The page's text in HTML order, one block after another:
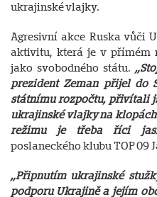
ukrajinské vlajky.
Agresivní akce Ruska vůči
aktivitu, která je v přímém
jako svobodného státu.
prezident Zeman přijel do
státnímu rozpočtu, přivítali
ukrajinské vlajky na
režimu je třeba říci
poslaneckého klubu TOP 09
„Připnutím ukrajinské
podporu Ukrajině a jejím